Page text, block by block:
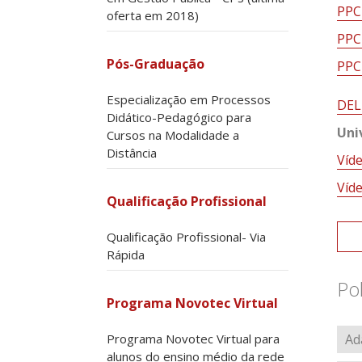
oferta em 2018)
Pós-Graduação
Especialização em Processos
Didático-Pedagógico para
Cursos na Modalidade a
Distância
Qualificação Profissional
Qualificação Profissional- Via
Rápida
Programa Novotec Virtual
Programa Novotec Virtual para
alunos do ensino médio da rede